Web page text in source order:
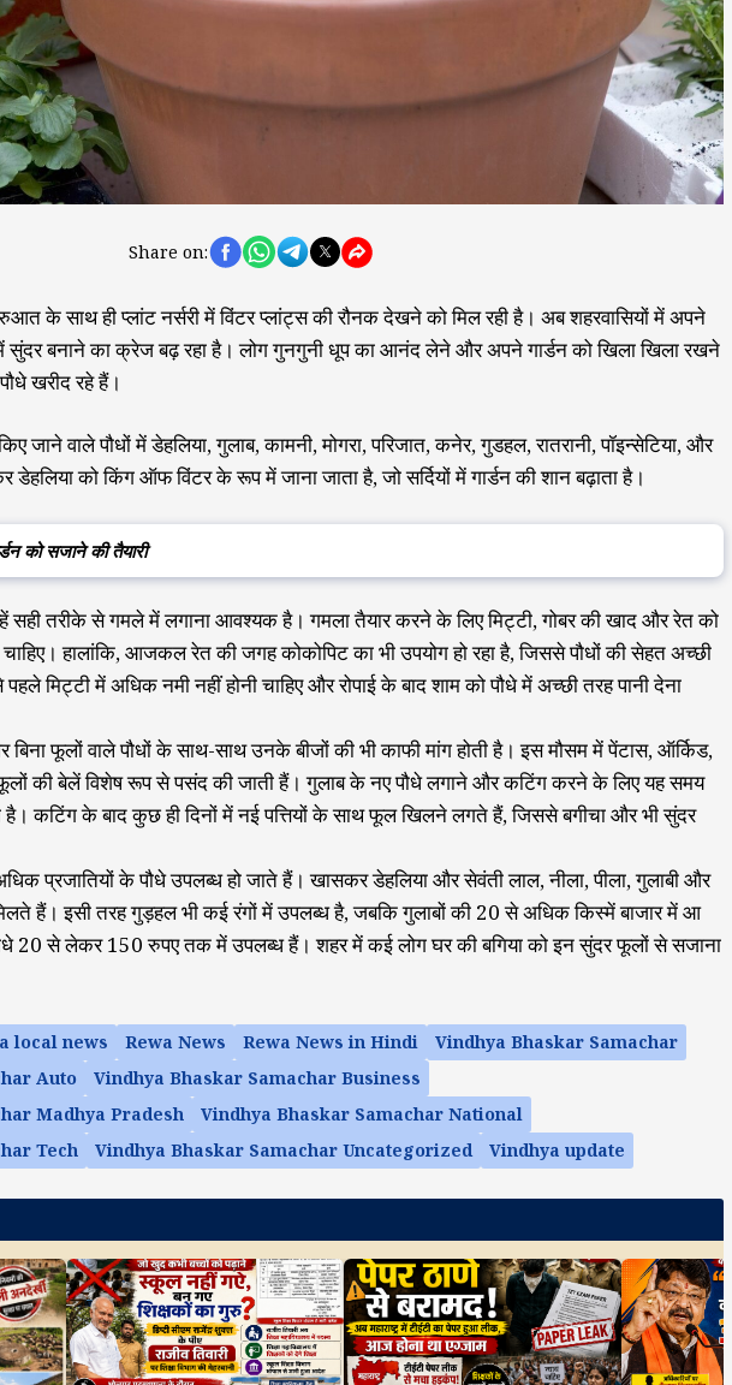
Share on:
के साथ ही प्लांट नर्सरी में विंटर प्लांट्स की रौनक देखने को मिल रही है। अब शहरवासियों में अपने
में सुंदर बनाने का क्रेज बढ़ रहा है। लोग गुनगुनी धूप का आनंद लेने और अपने गार्डन को खिला खिला रखने
खरीद रहे हैं।
जाने वाले पौधों में डेहलिया, गुलाब, कामनी, मोगरा, परिजात, कनेर, गुडहल, रातरानी, पॉइन्सेटिया, और
को किंग ऑफ विंटर के रूप में जाना जाता है, जो सर्दियों में गार्डन की शान बढ़ाता है।
को सजाने की तैयारी
सही तरीके से गमले में लगाना आवश्यक है। गमला तैयार करने के लिए मिट्टी, गोबर की खाद और रेत को
चाहिए। हालांकि, आजकल रेत की जगह कोकोपिट का भी उपयोग हो रहा है, जिससे पौधों की सेहत अच्छी
मिट्टी में अधिक नमी नहीं होनी चाहिए और रोपाई के बाद शाम को पौधे में अच्छी तरह पानी देना
फूलों वाले पौधों के साथ-साथ उनके बीजों की भी काफी मांग होती है। इस मौसम में पेंटास, ऑर्किड,
की बेलें विशेष रूप से पसंद की जाती हैं। गुलाब के नए पौधे लगाने और कटिंग करने के लिए यह समय
है। कटिंग के बाद कुछ ही दिनों में नई पत्तियों के साथ फूल खिलने लगते हैं, जिससे बगीचा और भी सुंदर
प्रजातियों के पौधे उपलब्ध हो जाते हैं। खासकर डेहलिया और सेवंती लाल, नीला, पीला, गुलाबी और
हैं। इसी तरह गुड़हल भी कई रंगों में उपलब्ध है, जबकि गुलाबों की 20 से अधिक किस्में बाजार में आ
20 से लेकर 150 रुपए तक में उपलब्ध हैं। शहर में कई लोग घर की बगिया को इन सुंदर फूलों से सजाना
local news Rewa News Rewa News in Hindi
Vindhya Bhaskar Samachar
Auto
Vindhya Bhaskar Samachar Business
Madhya Pradesh
Vindhya Bhaskar Samachar National
Tech
Vindhya Bhaskar Samachar Uncategorized Vindhya update